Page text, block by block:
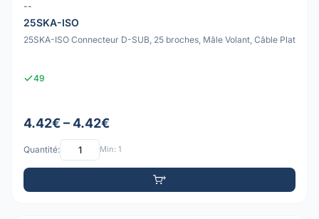
--
25SKA-ISO
25SKA-ISO Connecteur D-SUB, 25 broches, Mâle Volant, Câble Plat
49
4.42€ – 4.42€
Quantité: Min: 1